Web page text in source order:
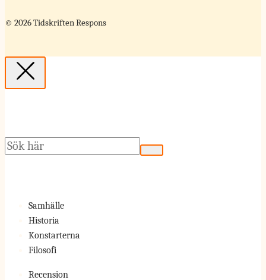
© 2026 Tidskriften Respons
Sök
Samhälle
Historia
Konstarterna
Filosofi
Recension